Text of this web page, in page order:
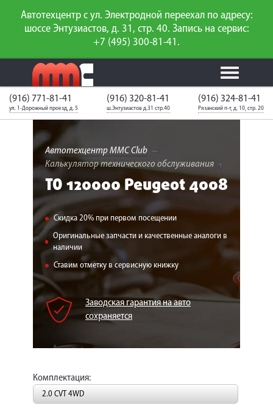
Автотехцентр с ул. Электродной переехал по адресу:
шоссе Энтузиастов, д. 31, стр. 40. Запись на сервис:
+7 (495) 300-81-41.
Калькулятор
ТО
Каталог
запчастей
Калькулятор
слесарного
ремонта
Ваш автомобиль
неизвестен
ГАРАНТИИ
О СЕРВИСЕ
УСЛУГИ
КОРП.КЛИЕНТАМ
ЦЕНЫ
ЗАПИСЬ НА СЕРВИС
(916) 771-81-41
ул. 1-Дорожный проезд, д. 5
(916) 320-81-41
ш.Энтузиастов д.31 стр.40
(916) 324-81-41
Рязанский п-т, д. 10, стр. 20
Автотехцентр MMC Club
Калькулятор технического обслуживания
ТО 120000 Peugeot 4008
Скидка 20% при первом посещении
Оригинальные запчасти и качественные аналоги в
наличии
Ставим отметку в сервисную книжку
Заводская гарантия на авто
сохраняется
Комплектация:
2.0 CVT 4WD